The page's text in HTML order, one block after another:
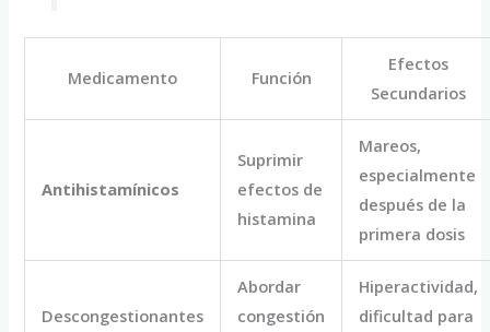
Medicamento Función
Efectos
Secundarios
Antihistamínicos
Suprimir
efectos de
histamina
Mareos,
especialmente
después de la
primera dosis
Descongestionantes
Abordar
congestión
Hiperactividad,
dificultad para